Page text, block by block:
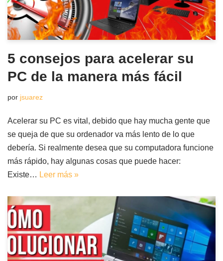
5 consejos para acelerar su
PC de la manera más fácil
por jsuarez
Acelerar su PC es vital, debido que hay mucha gente que
se queja de que su ordenador va más lento de lo que
debería. Si realmente desea que su computadora funcione
más rápido, hay algunas cosas que puede hacer:
Existe… Leer más »